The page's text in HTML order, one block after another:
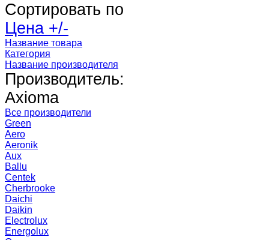
Сортировать по
Цена +/-
Название товара
Категория
Название производителя
Производитель:
Axioma
Все производители
Green
Aero
Aeronik
Aux
Ballu
Centek
Cherbrooke
Daichi
Daikin
Electrolux
Energolux